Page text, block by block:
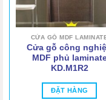
CỬA GỖ MDF
Cửa gỗ công
MDF phủ
KD.M1R2
ĐẶT HÀNG